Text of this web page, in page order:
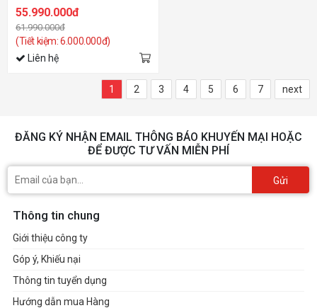
55.990.000đ
61.990.000đ
(Tiết kiệm: 6.000.000đ)
Liên hệ
1 2 3 4 5 6 7 next
ĐĂNG KÝ NHẬN EMAIL THÔNG BÁO KHUYẾN MẠI HOẶC
ĐỂ ĐƯỢC TƯ VẤN MIỄN PHÍ
Gửi
Thông tin chung
Giới thiệu công ty
Góp ý, Khiếu nại
Thông tin tuyển dụng
Hướng dẫn mua Hàng